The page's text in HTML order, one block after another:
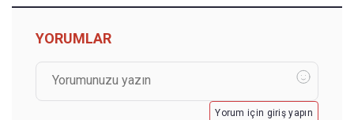
YORUMLAR
Yorum için giriş yapın